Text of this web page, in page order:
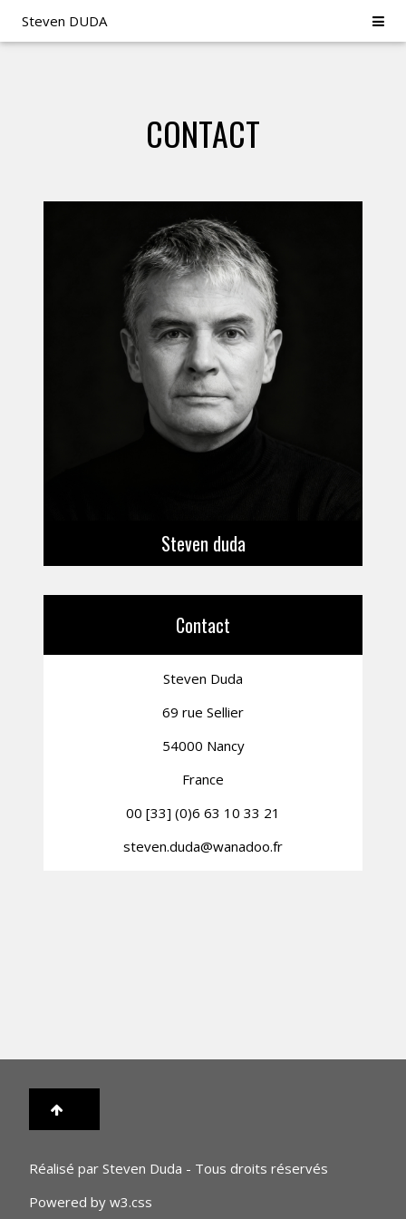
Steven DUDA
CONTACT
Steven duda
Contact
Steven Duda
69 rue Sellier
54000 Nancy
France
00 [33] (0)6 63 10 33 21
steven.duda@wanadoo.fr
Réalisé par Steven Duda - Tous droits réservés
Powered by w3.css